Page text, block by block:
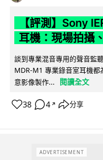
【評測】Sony
耳機：現場拍攝
談到專業混音專用的聲音監
MDR-M1 專業錄音室耳機
意影像製作...
閱讀全文
38 4 ↗ 分享
ADVERTISEMENT